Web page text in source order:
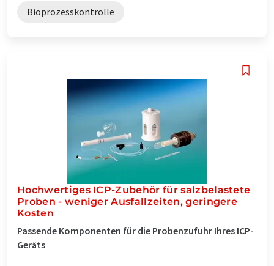
Bioprozesskontrolle
Hochwertiges ICP-Zubehör für salzbelastete
Proben - weniger Ausfallzeiten, geringere
Kosten
Passende Komponenten für die Probenzufuhr Ihres ICP-
Geräts